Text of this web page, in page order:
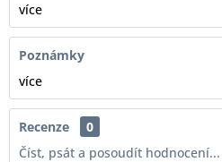
více
Poznámky
více
Recenze
0
Číst, psát a posoudít hodnocení...